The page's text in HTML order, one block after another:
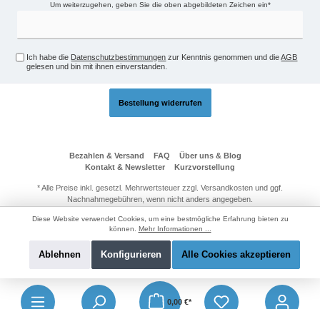
0,00 €*
Um weiterzugehen, geben Sie die oben abgebildeten Zeichen ein*
Ich habe die Datenschutzbestimmungen zur Kenntnis genommen und dieAGB
gelesen und bin mit ihnen einverstanden.
Bestellung widerrufen
Bezahlen & Versand FAQ
Über uns & Blog
Kontakt & Newsletter
Kurzvorstellung
* Alle Preise inkl. gesetzl. Mehrwertsteuer zzgl. Versandkosten und ggf.
Nachnahmegebühren, wenn nicht anders angegeben.
ThemeWare®
Diese Website verwendet Cookies, um eine bestmögliche Erfahrung bieten zu
können. Mehr Informationen ...
Ablehnen Konfigurieren Alle Cookies akzeptieren